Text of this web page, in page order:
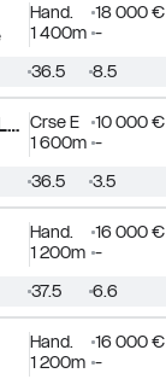
Hand.
18 000 €
1 400m -
36.5 8.5
Bouscat
Crse E
10 000 €
1 600m -
36.5 3.5
Hand.
16 000 €
1 200m -
37.5 6.6
Hand.
16 000 €
1 200m -